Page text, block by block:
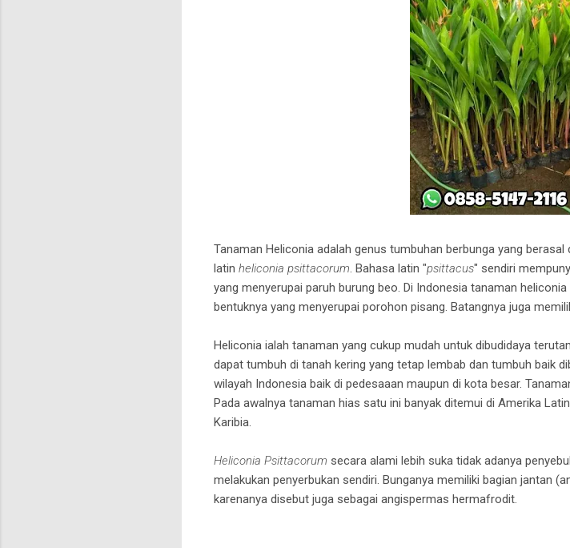
Tanaman Heliconia adalah genus tumbuhan berbunga yang berasal
latin heliconia psittacorum . Bahasa latin "psittacus" sendiri
yang menyerupai paruh burung beo. Di Indonesia tanaman
bentuknya yang menyerupai porohon pisang. Batangnya juga
Heliconia ialah tanaman yang cukup mudah untuk dibudidaya
dapat tumbuh di tanah kering yang tetap lembab dan tumbuh baik
wilayah Indonesia baik di pedesaaan maupun di kota besar.
Pada awalnya tanaman hias satu ini banyak ditemui di Amerika
Karibia.
Heliconia Psittacorum secara alami lebih suka tidak adanya
melakukan penyerbukan sendiri. Bunganya memiliki bagian jantan
karenanya disebut juga sebagai angispermas hermafrodit.